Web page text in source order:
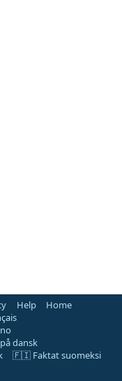
Help
Home
dansk
🇫🇮 Faktat suomeksi